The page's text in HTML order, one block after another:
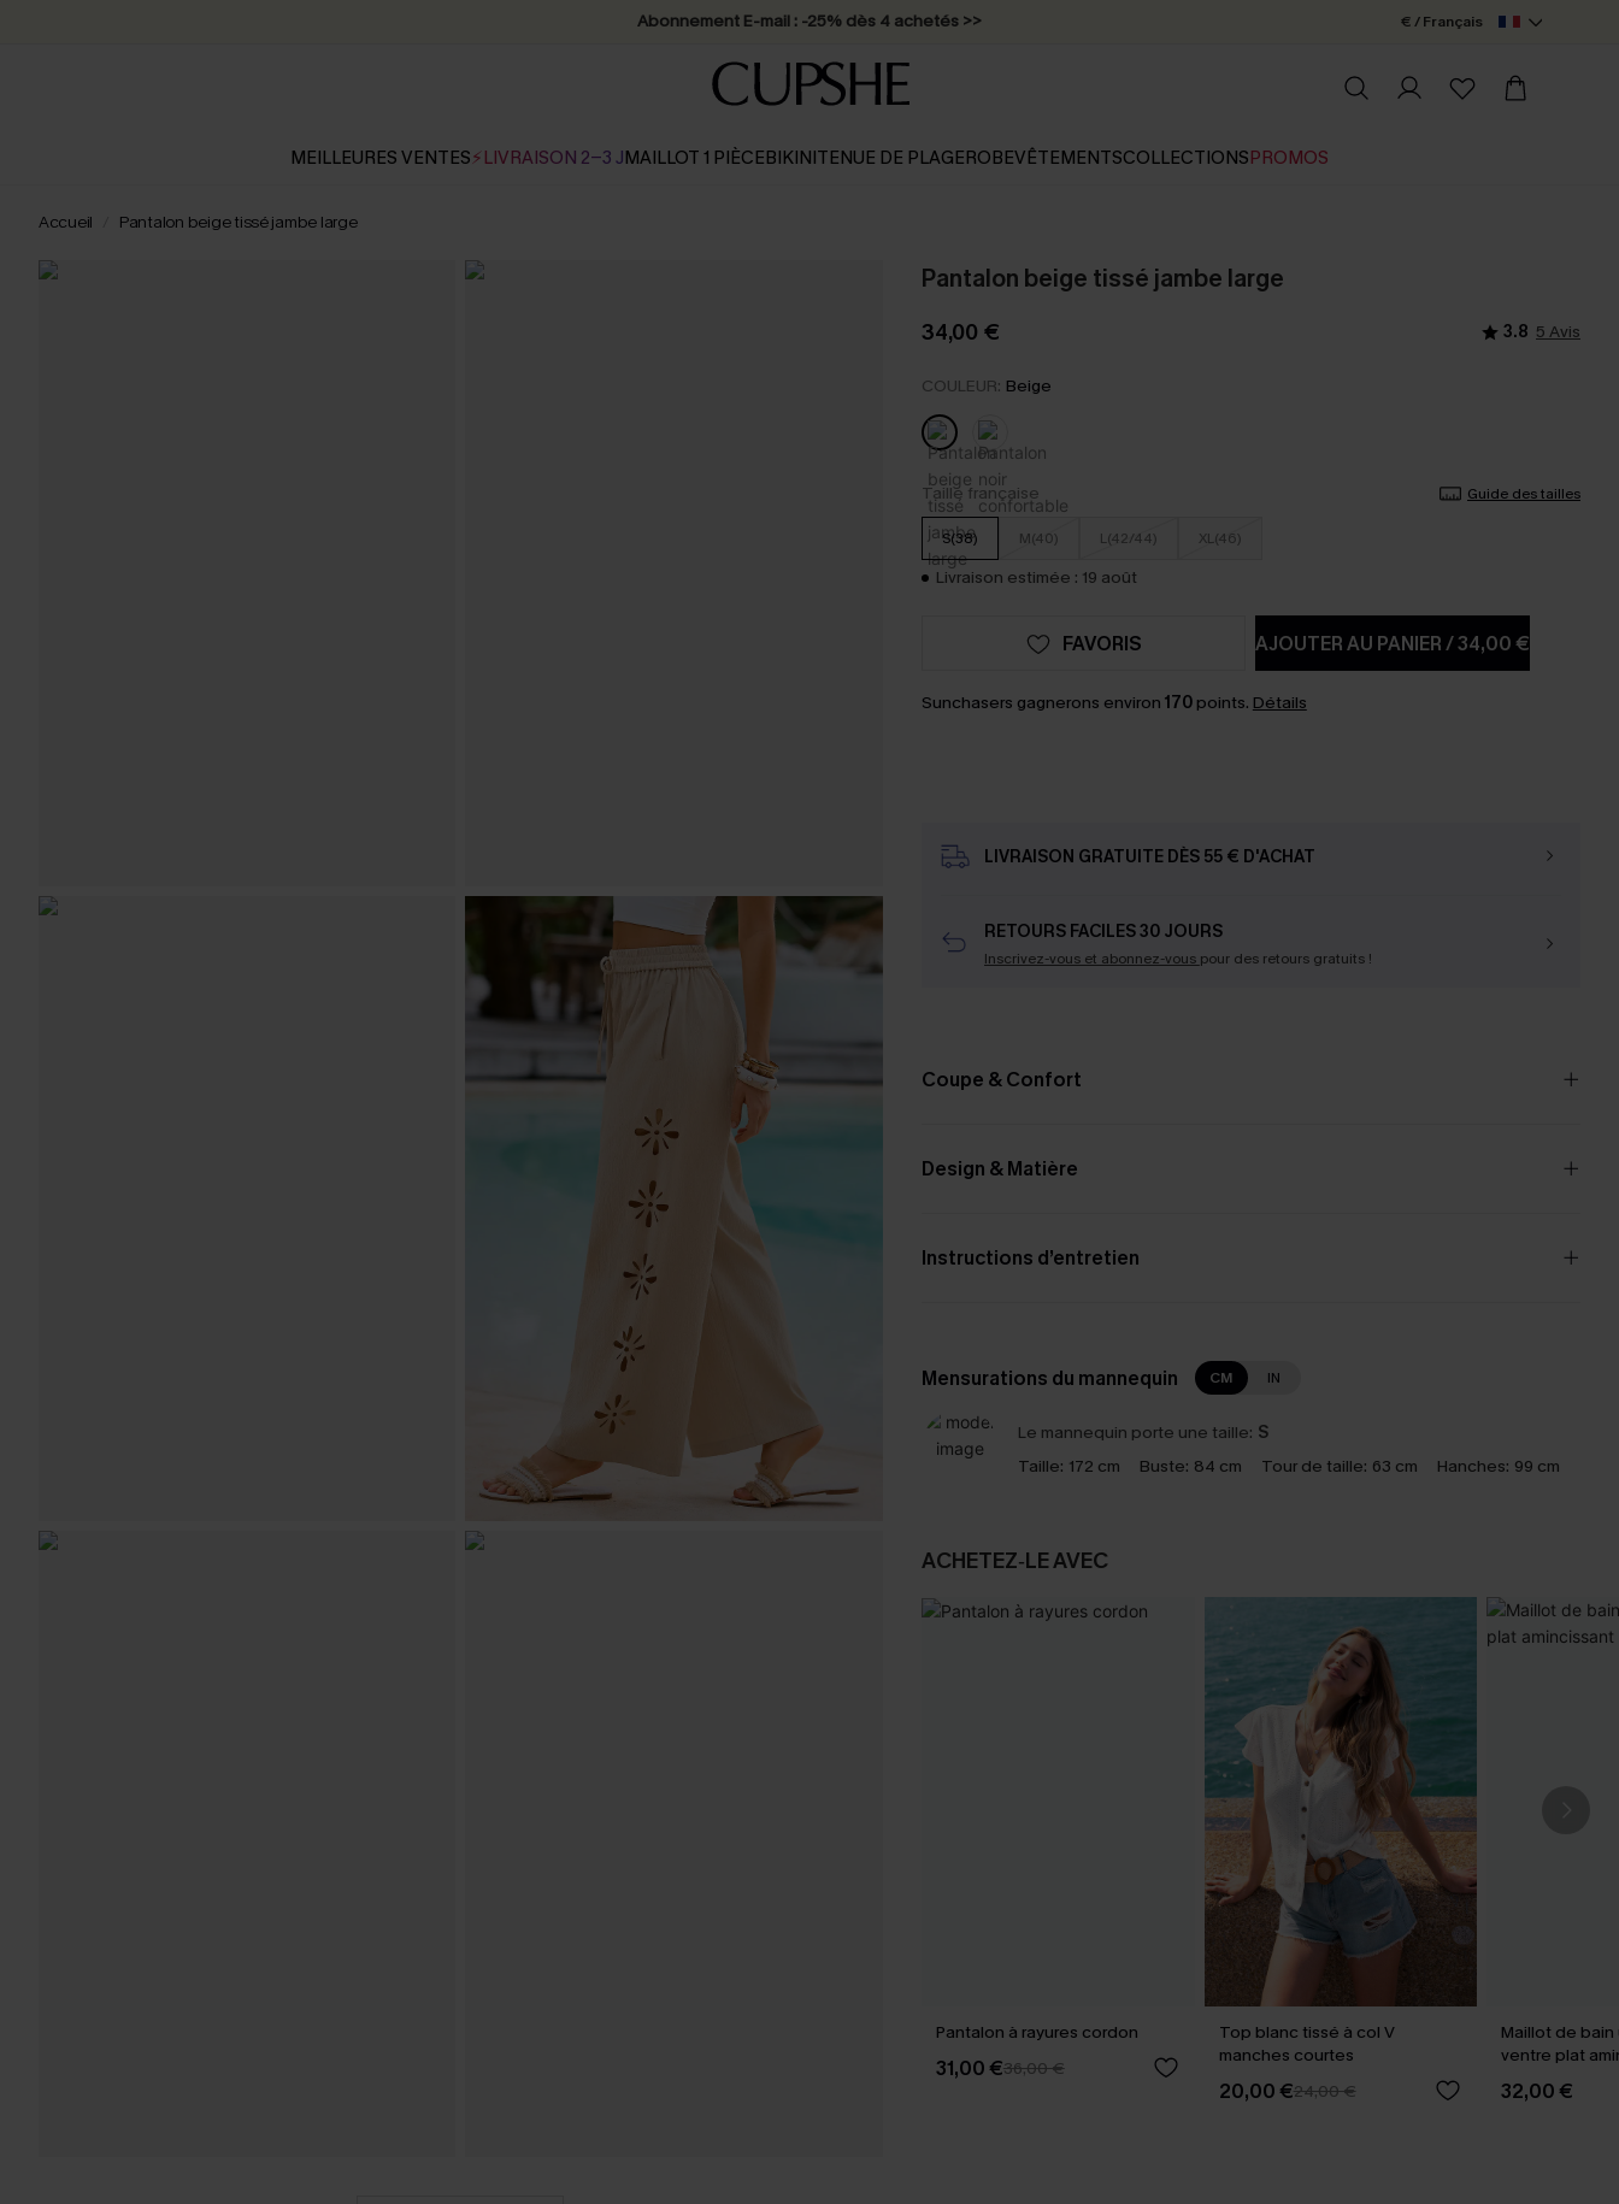
Abonnement E-mail : -25% dès 4 achetés >> € / Français
MEILLEURES VENTES⚡LIVRAISON 2-3 JMAILLOT 1 PIÈCEBIKINITENUE DE PLAGEROBEVÊTEMENTSCOLLECTIONSPROMOS
Accueil Pantalon beige tissé jambe large
Pantalon beige tissé jambe large
34,00 € 3.8 5 Avis
COULEUR: Beige
Taille française Guide des tailles
S(38) M(40) L(42/44) XL(46)
Livraison estimée : 19 août
AJOUTER AU PANIER/34,00 €
FAVORIS
Sunchasers gagnerons environ 170points. Détails
LIVRAISON GRATUITE DÈS 55 € D'ACHAT
RETOURS FACILES 30 JOURS
Inscrivez-vous et abonnez-vous pour des retours gratuits !
Coupe & Confort
Design & Matière
Instructions d’entretien
Mensurations du mannequin CM IN
Le mannequin porte une taille: S
Taille: 172 cm Buste: 84 cm Tour de taille: 63 cm Hanches: 99 cm
ACHETEZ‑LE AVEC
Pantalon à rayures cordon
31,00 €36,00 €
Top blanc tissé à col V
manches courtes
20,00 €24,00 €
Maillot de
ventre plat
32,00 €